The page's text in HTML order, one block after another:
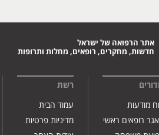
אתר הרפואה של ישראל
חדשות, מחקרים, רופאים, מחלות ותרופות
מודעות
רופאים ראשי
רשת
עמוד הבית
מדיניות פרטיות